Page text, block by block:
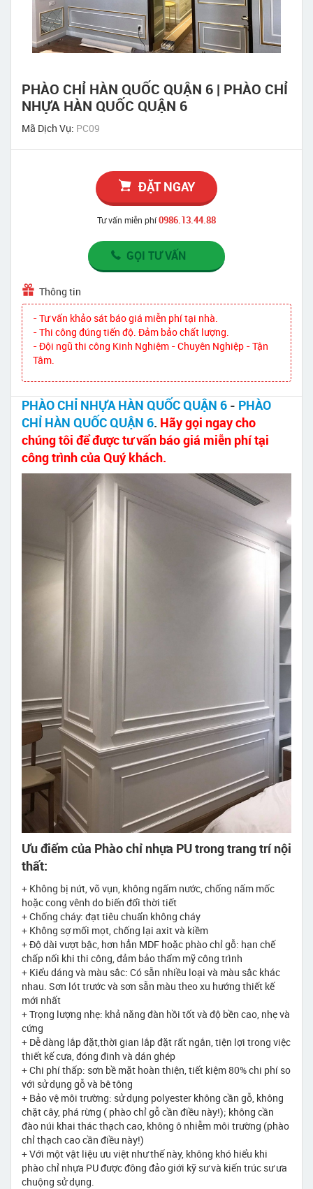
PHÀO CHỈ HÀN QUỐC QUẬN 6 | PHÀO CHỈ
NHỰA HÀN QUỐC QUẬN 6
Mã Dịch Vụ: PC09
ĐẶT NGAY
Tư vấn miễn phí0986.13.44.88
GỌI TƯ VẤN
Thông tin
- Tư vấn khảo sát báo giá miễn phí tại nhà.
- Thi công đúng tiến độ. Đảm bảo chất lượng.
- Đội ngũ thi công Kinh Nghiệm - Chuyên Nghiệp - Tận
Tâm.
PHÀO CHỈ NHỰA HÀN QUỐC QUẬN 6 - PHÀO
CHỈ HÀN QUỐC QUẬN 6. Hãy gọi ngay cho
chúng tôi để được tư vấn báo giá miễn phí tại
công trình của Quý khách.
Ưu điểm của Phào chỉ nhựa PU trong trang trí nội
thất:
+ Không bị nứt, vỡ vụn, không ngấm nước, chống nấm mốc
hoặc cong vênh do biến đổi thời tiết
+ Chống cháy: đạt tiêu chuẩn không cháy
+ Không sợ mối mọt, chống lại axit và kiềm
+ Độ dài vượt bậc, hơn hẳn MDF hoặc phào chỉ gỗ: hạn chế
chấp nối khi thi công, đảm bảo thẩm mỹ công trình
+ Kiểu dáng và màu sắc: Có sẵn nhiều loại và màu sắc khác
nhau. Sơn lót trước và sơn sẵn màu theo xu hướng thiết kế
mới nhất
+ Trọng lượng nhẹ: khả năng đàn hồi tốt và độ bền cao, nhẹ và
cứng
+ Dễ dàng lắp đặt,thời gian lắp đặt rất ngắn, tiện lợi trong việc
thiết kế cưa, đóng đinh và dán ghép
+ Chi phí thấp: sơn bề mặt hoàn thiện, tiết kiệm 80% chi phí so
với sử dụng gỗ và bê tông
+ Bảo vệ môi trường: sử dụng polyester không cần gỗ, không
chặt cây, phá rừng ( phào chỉ gỗ cần điều này!); không cần
đào núi khai thác thạch cao, không ô nhiễm môi trường (phào
chỉ thạch cao cần điều này!)
+ Với một vật liệu ưu việt như thế này, không khó hiểu khi
phào chỉ nhựa PU được đông đảo giới kỹ sư và kiến trúc sư ưa
chuộng sử dụng.